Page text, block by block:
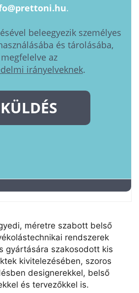
méretre szabott belső
rendszerek
gyártására szakosodott kis
kivitelezésében, szoros
designerekkel, belső
és tervezőkkel is.